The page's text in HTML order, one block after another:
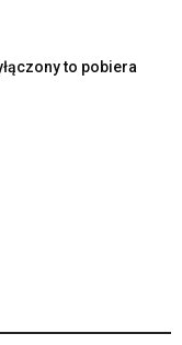
to pobiera